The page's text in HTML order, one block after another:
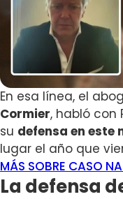
En esa línea, el
Cormier, habló con
su defensa en este
lugar el año que
MÁS SOBRE CASO
La defensa